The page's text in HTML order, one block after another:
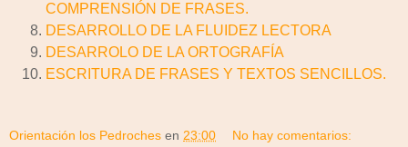
COMPRENSIÓN DE FRASES.
DESARROLLO DE LA FLUIDEZ LECTORA
DESARROLO DE LA ORTOGRAFÍA
ESCRITURA DE FRASES Y TEXTOS SENCILLOS.
Orientación los Pedroches en 23:00 No hay comentarios: